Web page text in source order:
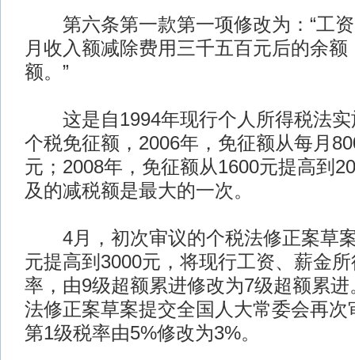
第六条第一款第一项修改为：“工资
月收入额减除费用三千五百元后的余
额。”
这是自1994年现行个人所得税法实
个税免征额，2006年，免征额从每月
元；2008年，免征额从1600元提高到
及的减税额是最大的一次。
4月，初次审议的个税法修正案草
元提高到3000元，将现行工资、薪金
率，由9级超额累进修改为7级超额累
法修正案草案提交全国人大常委会再次
第1级税率由5%修改为3%。